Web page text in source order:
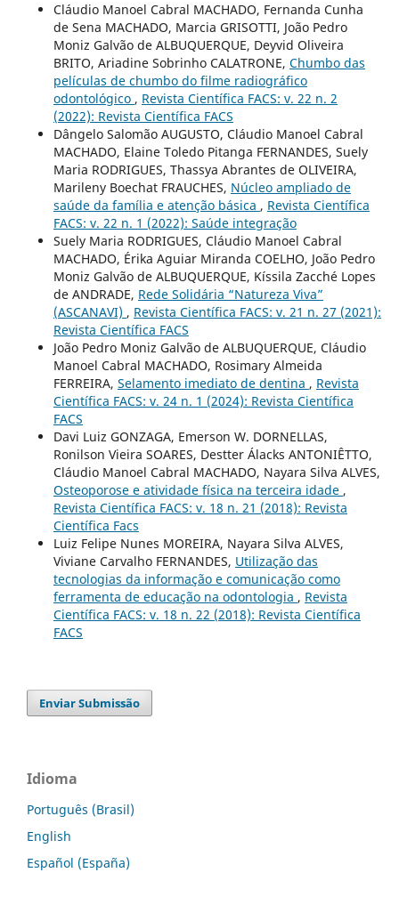
Cláudio Manoel Cabral MACHADO, Fernanda Cunha
de Sena MACHADO, Marcia GRISOTTI, João Pedro
Moniz Galvão de ALBUQUERQUE, Deyvid Oliveira
BRITO, Ariadine Sobrinho CALATRONE, Chumbo das
películas de chumbo do filme radiográfico
odontológico , Revista Científica FACS: v. 22 n. 2
(2022): Revista Científica FACS
Dângelo Salomão AUGUSTO, Cláudio Manoel Cabral
MACHADO, Elaine Toledo Pitanga FERNANDES, Suely
Maria RODRIGUES, Thassya Abrantes de OLIVEIRA,
Marileny Boechat FRAUCHES, Núcleo ampliado de
saúde da família e atenção básica , Revista Científica
FACS: v. 22 n. 1 (2022): Saúde integração
Suely Maria RODRIGUES, Cláudio Manoel Cabral
MACHADO, Érika Aguiar Miranda COELHO, João Pedro
Moniz Galvão de ALBUQUERQUE, Kíssila Zacché Lopes
de ANDRADE, Rede Solidária “Natureza Viva”
(ASCANAVI) , Revista Científica FACS: v. 21 n. 27 (2021):
Revista Científica FACS
João Pedro Moniz Galvão de ALBUQUERQUE, Cláudio
Manoel Cabral MACHADO, Rosimary Almeida
FERREIRA, Selamento imediato de dentina , Revista
Científica FACS: v. 24 n. 1 (2024): Revista Científica
FACS
Davi Luiz GONZAGA, Emerson W. DORNELLAS,
Ronilson Vieira SOARES, Destter Álacks ANTONIÊTTO,
Cláudio Manoel Cabral MACHADO, Nayara Silva ALVES,
Osteoporose e atividade física na terceira idade ,
Revista Científica FACS: v. 18 n. 21 (2018): Revista
Científica Facs
Luiz Felipe Nunes MOREIRA, Nayara Silva ALVES,
Viviane Carvalho FERNANDES, Utilização das
tecnologias da informação e comunicação como
ferramenta de educação na odontologia , Revista
Científica FACS: v. 18 n. 22 (2018): Revista Científica
FACS
Enviar Submissão
Idioma
Português (Brasil)
English
Español (España)